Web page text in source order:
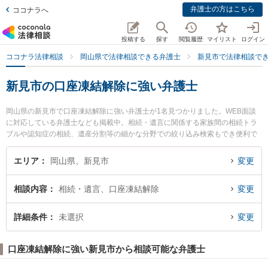
ココナラへ 弁護士の方はこちら
投稿する 探す 閲覧履歴 マイリスト ログイン
ココナラ法律相談 岡山県で法律相談できる弁護士 新見市で法律相談で
新見市の口座凍結解除に強い弁護士
岡山県の新見市で口座凍結解除に強い弁護士が1名見つかりました。WEB面談
に対応している弁護士なども掲載中。相続・遺言に関係する家族間の相続トラ
ブルや認知症の相続、遺産分割等の細かな分野での絞り込み検索もでき便利で
す。特に弁護士法人岡山パブリック法律事務所 ゆずりは新見支所の大山 知康弁
護士のプロフィール情報や弁護士費用、強みなどが注目されています。『新見
い』『初回相談無料で口座凍結解除を法律相談できる新見市内の弁護士に相談
予約したい』などでお困りの相談者さんにおすすめです。
エリア 岡山県、新見市 変更
相談内容 相続・遺言、口座凍結解除 変更
詳細条件 未選択 変更
口座凍結解除に強い新見市から相談可能な弁護士